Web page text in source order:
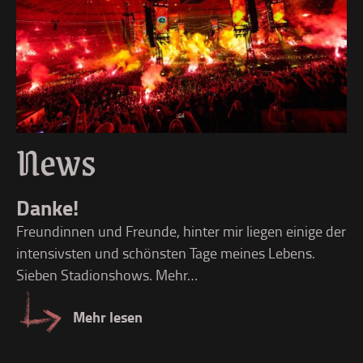
News
Danke!
Freundinnen und Freunde, hinter mir liegen einige der
intensivsten und schönsten Tage meines Lebens.
Sieben Stadionshows. Mehr…
Mehr lesen